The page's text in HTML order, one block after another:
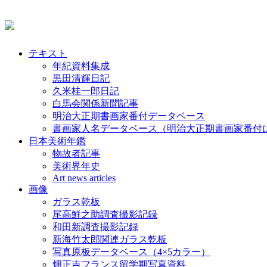
テキスト
年紀資料集成
黒田清輝日記
久米桂一郎日記
白馬会関係新聞記事
明治大正期書画家番付データベース
書画家人名データベース（明治大正期書画家番付
日本美術年鑑
物故者記事
美術界年史
Art news articles
画像
ガラス乾板
尾高鮮之助調査撮影記録
和田新調査撮影記録
新海竹太郎関連ガラス乾板
写真原板データベース（4×5カラー）
畑正吉フランス留学期写真資料